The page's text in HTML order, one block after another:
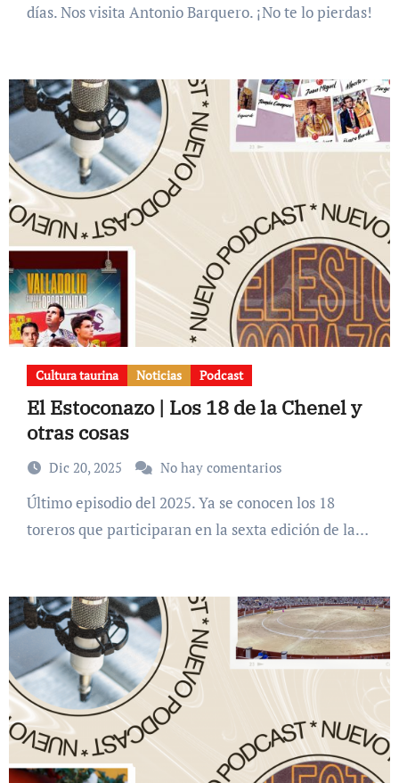
días. Nos visita Antonio Barquero. ¡No te lo pierdas!
Cultura taurina Noticias Podcast
El Estoconazo | Los 18 de la Chenel y
otras cosas
Dic 20, 2025 No hay comentarios
Último episodio del 2025. Ya se conocen los 18
toreros que participaran en la sexta edición de la…